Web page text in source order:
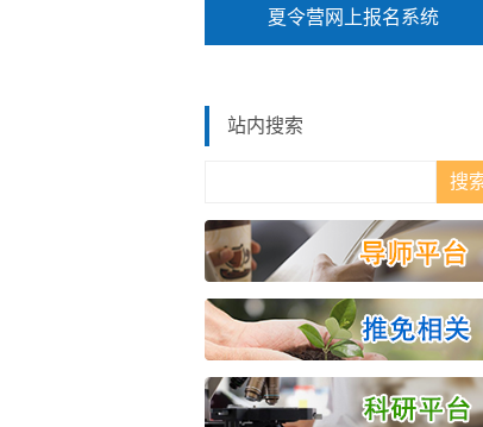
夏令营网上报名系统
站内搜索